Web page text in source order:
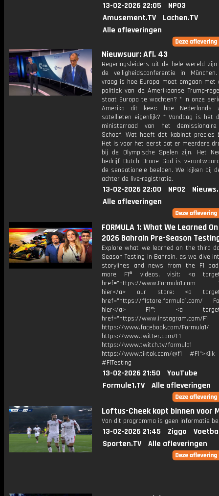
13-02-2026 22:05
NPO3
Amusement.TV
Lachen.TV
Alle afleveringen
Nieuwsuur: Afl. 43
Regeringsleiders uit de hele wereld
de veiligheidsconferentie in
vraag is hoe Europa moet omgaan met
politiek van de Amerikaanse Trump-
staat Europa te wachten? * In onze
Amerika dit keer: hoe Nederlands
satellieten eigenlijk? * Vandaag is het
ministerraad van het
Schoof. Wat heeft dat kabinet precies
Het is voor het eerst dat er meerdere
bij de Olympische Spelen zijn. Het
bedrijf Dutch Drone God is
de sensationele beelden. We kijken bij
achter de live-registratie.
13-02-2026 22:00 NPO2
Alle afleveringen
FORMULA 1: What We Learned
2026 Bahrain Pre-Season
Explore what we learned on the third
Season Testing in Bahrain, as we dive
storylines and news from the F1
more F1® videos, visit: <a
href="https://www.Formula1.com
hier</a> our store: <a
href="https://f1store.formula1.com/
hier</a> F1®: <a
href="https://www.instagram.com/F1
https://www.facebook.com/Formula1/
https://www.twitter.com/F1
https://www.twitch.tv/formula1
https://www.tiktok.com/@f1
#F1Testing
13-02-2026 21:50
YouTube
Formule1.TV
Alle afleveringen
Loftus-Cheek kopt binnen voor
Van dit programma is geen informatie
13-02-2026 21:45 Ziggo
Sporten.TV
Alle afleveringen